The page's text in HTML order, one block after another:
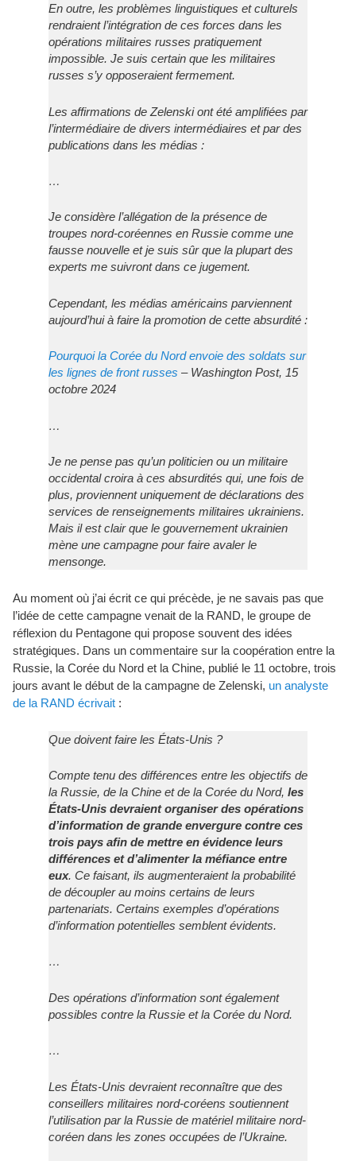
En outre, les problèmes linguistiques et culturels
rendraient l’intégration de ces forces dans les
opérations militaires russes pratiquement
impossible. Je suis certain que les militaires
russes s’y opposeraient fermement.
Les affirmations de Zelenski ont été amplifiées par
l’intermédiaire de divers intermédiaires et par des
publications dans les médias :
…
Je considère l’allégation de la présence de
troupes nord-coréennes en Russie comme une
fausse nouvelle et je suis sûr que la plupart des
experts me suivront dans ce jugement.
Cependant, les médias américains parviennent
aujourd’hui à faire la promotion de cette absurdité :
Pourquoi la Corée du Nord envoie des soldats sur
les lignes de front russes – Washington Post, 15
octobre 2024
…
Je ne pense pas qu’un politicien ou un militaire
occidental croira à ces absurdités qui, une fois de
plus, proviennent uniquement de déclarations des
services de renseignements militaires ukrainiens.
Mais il est clair que le gouvernement ukrainien
mène une campagne pour faire avaler le
mensonge.
Au moment où j’ai écrit ce qui précède, je ne savais pas que
l’idée de cette campagne venait de la RAND, le groupe de
réflexion du Pentagone qui propose souvent des idées
stratégiques. Dans un commentaire sur la coopération entre la
Russie, la Corée du Nord et la Chine, publié le 11 octobre, trois
jours avant le début de la campagne de Zelenski, un analyste
de la RAND écrivait :
Que doivent faire les États-Unis ?
Compte tenu des différences entre les objectifs de
la Russie, de la Chine et de la Corée du Nord, les
États-Unis devraient organiser des opérations
d’information de grande envergure contre ces
trois pays afin de mettre en évidence leurs
différences et d’alimenter la méfiance entre
eux. Ce faisant, ils augmenteraient la probabilité
de découpler au moins certains de leurs
partenariats. Certains exemples d’opérations
d’information potentielles semblent évidents.
…
Des opérations d’information sont également
possibles contre la Russie et la Corée du Nord.
…
Les États-Unis devraient reconnaître que des
conseillers militaires nord-coréens soutiennent
l’utilisation par la Russie de matériel militaire nord-
coréen dans les zones occupées de l’Ukraine.